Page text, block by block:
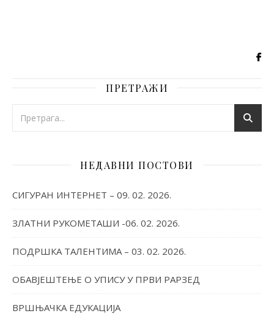
ПРЕТРАЖИ
НЕДАВНИ ПОСТОВИ
СИГУРАН ИНТЕРНЕТ – 09. 02. 2026.
ЗЛАТНИ РУКОМЕТАШИ -06. 02. 2026.
ПОДРШКА ТАЛЕНТИМА – 03. 02. 2026.
ОБАВЈЕШТЕЊЕ О УПИСУ У ПРВИ РАРЗЕД
ВРШЊАЧКА ЕДУКАЦИЈА